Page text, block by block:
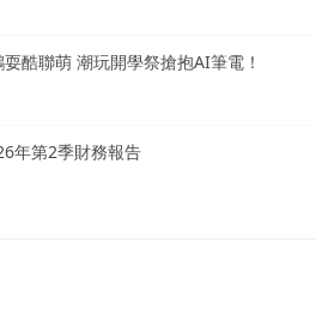
酷聯萌 潮玩開學祭搶抱AI筆電！
年第2季財務報告